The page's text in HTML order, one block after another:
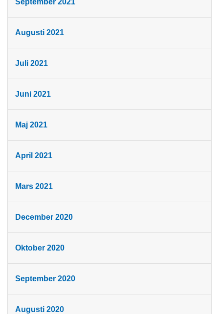
September 2021
Augusti 2021
Juli 2021
Juni 2021
Maj 2021
April 2021
Mars 2021
December 2020
Oktober 2020
September 2020
Augusti 2020